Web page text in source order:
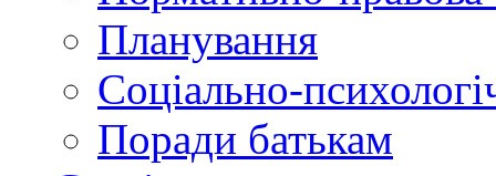
Планування
Соціально-
Поради батькам